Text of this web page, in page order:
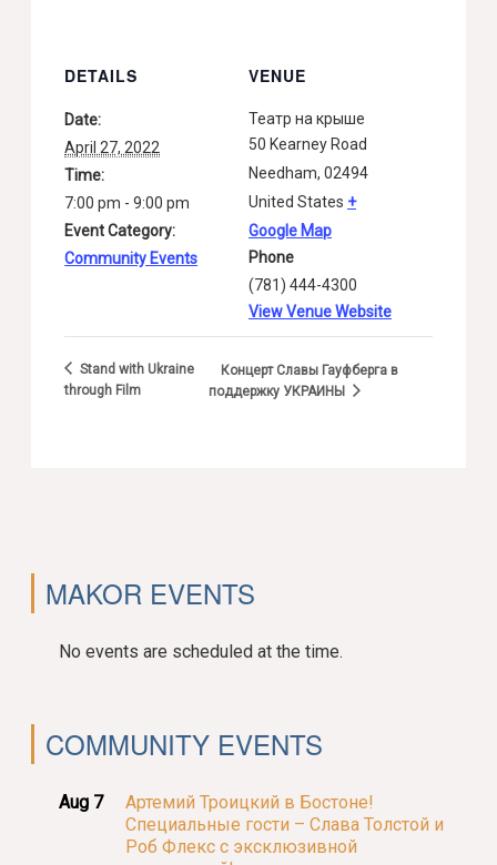
DETAILS
Date:
April 27, 2022
Time:
7:00 pm - 9:00 pm
Event Category:
Community Events
VENUE
Театр на крыше
50 Kearney Road
Needham, 02494
United States +
Google Map
Phone
(781) 444-4300
View Venue Website
Stand with Ukraine
through Film
Концерт Славы Гауфберга в
поддержку УКРАИНЫ
MAKOR EVENTS
No events are scheduled at the time.
COMMUNITY EVENTS
Aug 7
Артемий Троицкий в Бостоне!
Специальные гости – Слава Толстой и
Роб Флекс с эксклюзивной